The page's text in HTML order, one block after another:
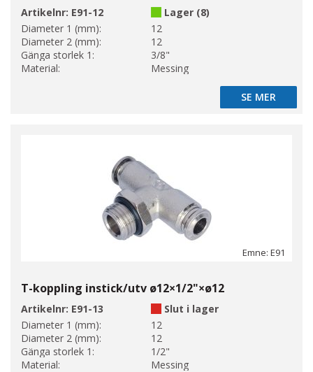
Artikelnr: E91-12
Lager (8)
Diameter 1 (mm):
12
Diameter 2 (mm):
12
Gänga storlek 1:
3/8"
Material:
Messing
SE MER
SE MER
Emne: E91
T-koppling instick/utv ø12×1/2"×ø12
Artikelnr: E91-13
Slut i lager
Diameter 1 (mm):
12
Diameter 2 (mm):
12
Gänga storlek 1:
1/2"
Material:
Messing